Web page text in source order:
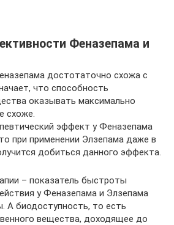
Феназепама и
достотаточно схожа с
что способность
оказывать максимально
схоже.
эффект у Феназепама
при применении Элзепама даже в
добиться данного эффекта.
– показатель быстроты
у Феназепама и Элзепама
А биодоступность, то есть
вещества, доходящее до